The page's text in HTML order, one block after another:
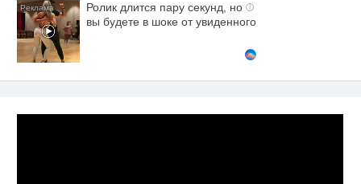
i
Ролик длится пару секунд, но
вы будете в шоке от увиденного